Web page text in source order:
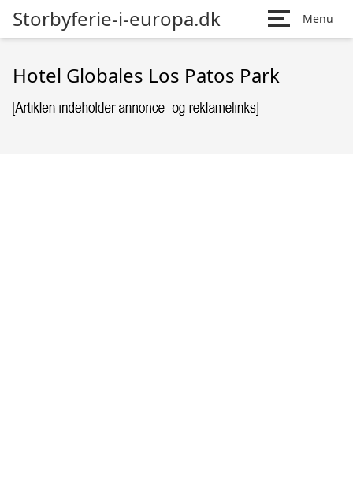
Storbyferie-i-europa.dk Menu
Hotel Globales Los Patos Park